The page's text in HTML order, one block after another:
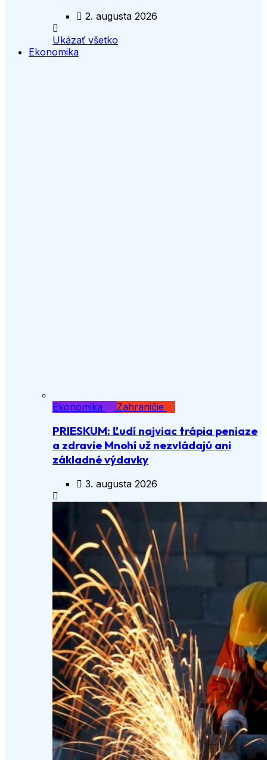
2. augusta 2026
Ukázať všetko
Ekonomika
Ekonomika Zahraničie
PRIESKUM: Ľudí najviac trápia peniaze
a zdravie Mnohí už nezvládajú ani
základné výdavky
3. augusta 2026